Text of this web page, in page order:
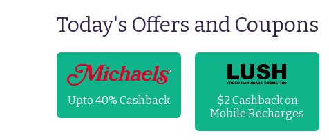
Today's Offers and Coupons
Upto 40% Cashback
$2 Cashback on
Mobile Recharges